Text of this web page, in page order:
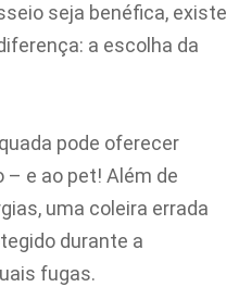
seja benéfica, existe
a escolha da
pode oferecer
e ao pet! Além de
uma coleira errada
durante a
fugas.